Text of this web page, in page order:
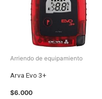
Arriendo de equipamiento
Arva Evo 3+
$6.000